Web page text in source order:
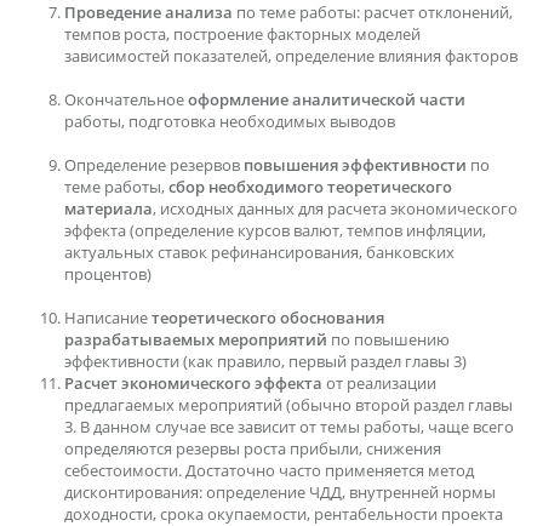
Проведение анализа по теме работы: расчет отклонений,
темпов роста, построение факторных моделей
зависимостей показателей, определение влияния факторов
Окончательноеоформление аналитической части
работы, подготовка необходимых выводов
Определение резервов повышения эффективности по
теме работы,сбор необходимого теоретического
материала, исходных данных для расчета экономического
эффекта (определение курсов валют, темпов инфляции,
актуальных ставок рефинансирования, банковских
процентов)
Написаниетеоретического обоснования
разрабатываемых мероприятий по повышению
эффективности (как правило, первый раздел главы 3)
Расчет экономического эффекта от реализации
предлагаемых мероприятий (обычно второй раздел главы
3. В данном случае все зависит от темы работы, чаще всего
определяются резервы роста прибыли, снижения
себестоимости. Достаточно часто применяется метод
дисконтирования: определение ЧДД, внутренней нормы
доходности, срока окупаемости, рентабельности проекта